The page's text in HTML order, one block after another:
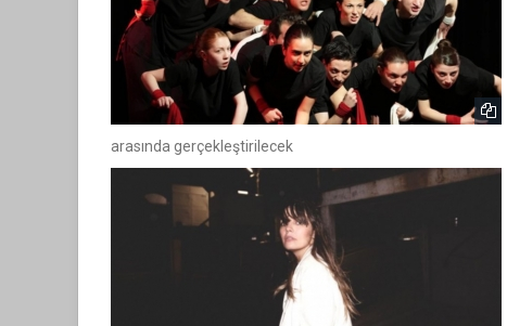
arasında gerçekleştirilecek